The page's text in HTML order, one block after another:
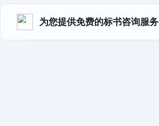
为您提供免费的标书咨询服务